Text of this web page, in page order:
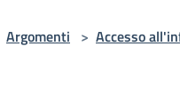
Argomenti > Accesso